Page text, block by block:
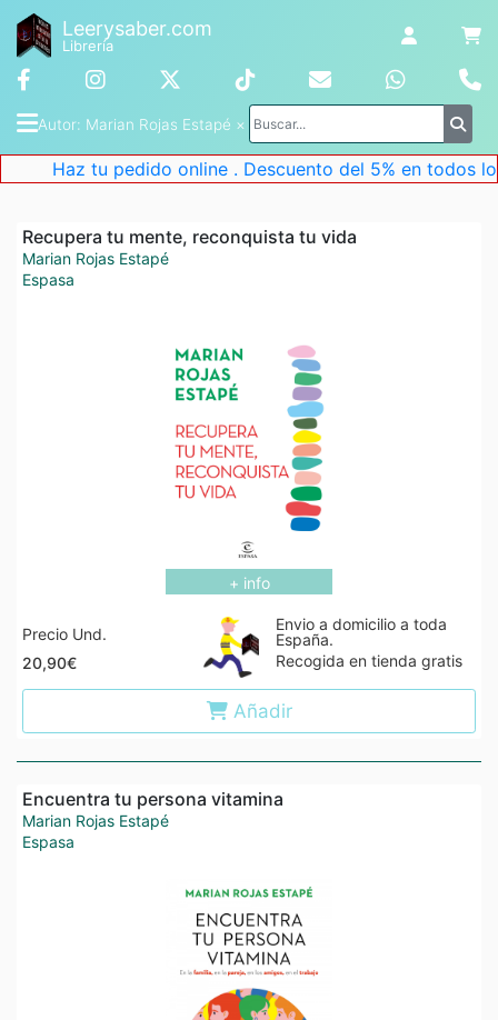
Leerysaber.com
Librería
Autor: Marian Rojas Estapé ×
Haz tu pedido online . Descuento del 5% en todos
Recupera tu mente, reconquista tu vida
Marian Rojas Estapé
Espasa
+ info
Precio Und.
20,90€
Envio a domicilio a toda
España.
Recogida en tienda gratis
Añadir
Encuentra tu persona vitamina
Marian Rojas Estapé
Espasa